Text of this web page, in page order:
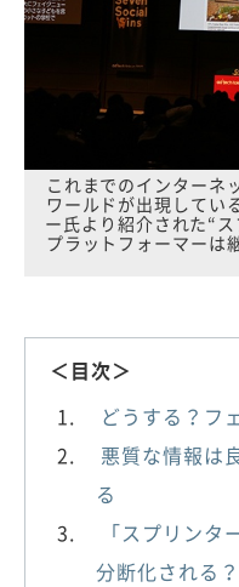
これまでのインターネ
ワールドが出現してい
ー氏より紹介された“
プラットフォーマーは
＜目次＞
どうする？フ
悪質な情報は
る
「スプリン
分断化される？